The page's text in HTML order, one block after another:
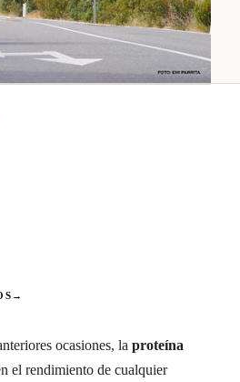
→
ocasiones, la proteína
el rendimiento de cualquier